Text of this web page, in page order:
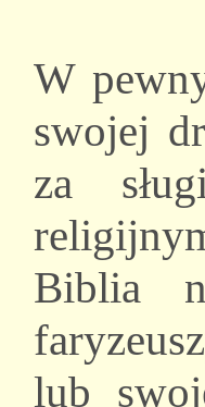
W
swojej
za
Biblia
lub